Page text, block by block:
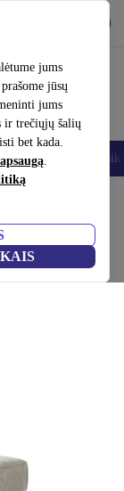
jums
jūsų
jums
ir trečiųjų šalių
bet kada.
.
Išmanieji
Planet